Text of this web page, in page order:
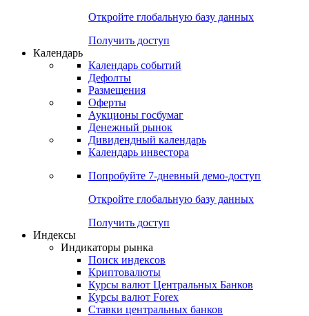
Откройте глобальную базу данных
Получить доступ
Календарь
Календарь событий
Дефолты
Размещения
Оферты
Аукционы госбумаг
Денежный рынок
Дивидендный календарь
Календарь инвестора
Попробуйте 7-дневный демо-доступ
Откройте глобальную базу данных
Получить доступ
Индексы
Индикаторы рынка
Поиск индексов
Криптовалюты
Курсы валют Центральных Банков
Курсы валют Forex
Ставки центральных банков